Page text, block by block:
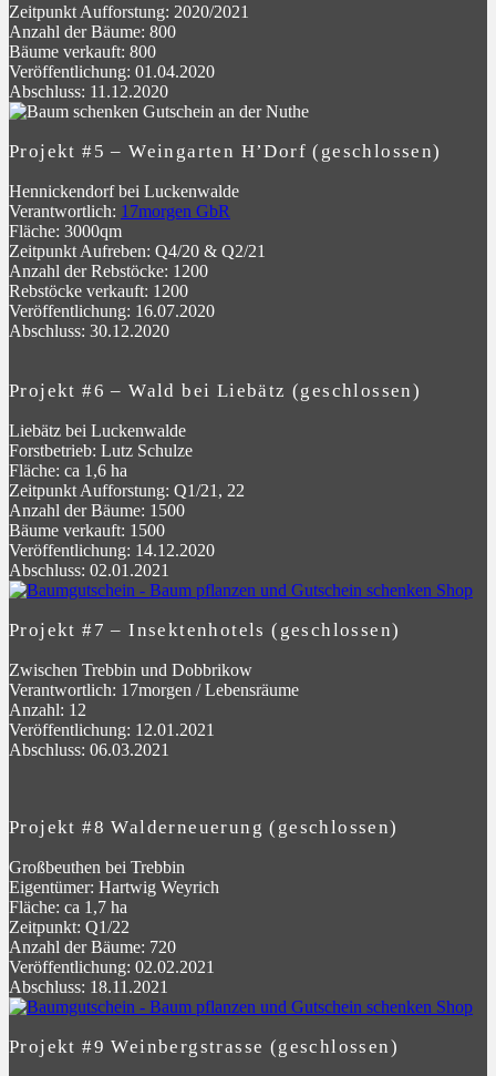
Zeitpunkt Aufforstung: 2020/2021
Anzahl der Bäume: 800
Bäume verkauft: 800
Veröffentlichung: 01.04.2020
Abschluss: 11.12.2020
Projekt #5 – Weingarten H’Dorf (geschlossen)
Hennickendorf bei Luckenwalde
Verantwortlich: 17morgen GbR
Fläche: 3000qm
Zeitpunkt Aufreben: Q4/20 & Q2/21
Anzahl der Rebstöcke: 1200
Rebstöcke verkauft: 1200
Veröffentlichung: 16.07.2020
Abschluss: 30.12.2020
Projekt #6 – Wald bei Liebätz (geschlossen)
Liebätz bei Luckenwalde
Forstbetrieb: Lutz Schulze
Fläche: ca 1,6 ha
Zeitpunkt Aufforstung: Q1/21, 22
Anzahl der Bäume: 1500
Bäume verkauft: 1500
Veröffentlichung: 14.12.2020
Abschluss: 02.01.2021
Projekt #7 – Insektenhotels (geschlossen)
Zwischen Trebbin und Dobbrikow
Verantwortlich: 17morgen / Lebensräume
Anzahl: 12
Veröffentlichung: 12.01.2021
Abschluss: 06.03.2021
Projekt #8 Walderneuerung (geschlossen)
Großbeuthen bei Trebbin
Eigentümer: Hartwig Weyrich
Fläche: ca 1,7 ha
Zeitpunkt: Q1/22
Anzahl der Bäume: 720
Veröffentlichung: 02.02.2021
Abschluss: 18.11.2021
Projekt #9 Weinbergstrasse (geschlossen)